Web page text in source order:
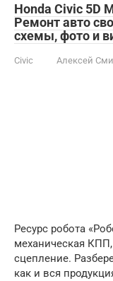
Honda Civic 5D
Ремонт авто
схемы, фото и
Civic Алексей
Ресурс робота
механическая
сцепление.
как и вся